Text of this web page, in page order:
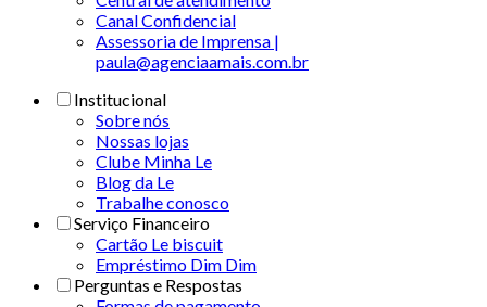
Canal Confidencial
Assessoria de Imprensa |
paula@agenciaamais.com.br
Institucional
Sobre nós
Nossas lojas
Clube Minha Le
Blog da Le
Trabalhe conosco
Serviço Financeiro
Cartão Le biscuit
Empréstimo Dim Dim
Perguntas e Respostas